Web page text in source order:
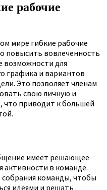
рабочие
мире гибкие рабочие
повысить вовлеченность
возможности для
графика и вариантов
Это позволяет членам
свою личную и
что приводит к большей
имеет решающее
активности в команде.
собрания команды, чтобы
идеями и решать